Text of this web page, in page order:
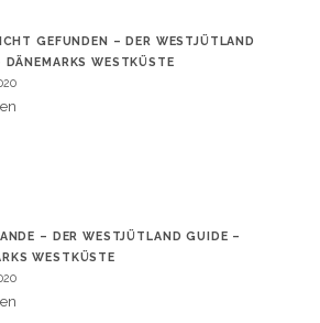
GEFUNDEN – DER WESTJÜTLAND
DÄNEMARKS WESTKÜSTE
– DER WESTJÜTLAND GUIDE –
WESTKÜSTE